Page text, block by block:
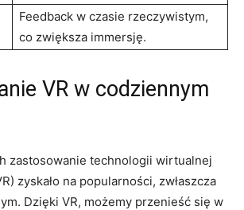
Feedback w czasie rzeczywistym,
co zwiększa immersję.
VR w codziennym
zastosowanie technologii wirtualnej
zyskało na popularności, zwłaszcza
Dzięki VR, możemy przenieść się w